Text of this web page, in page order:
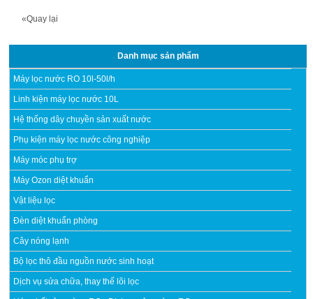
Danh mục sản phẩm
Máy lọc nước RO 10l-50l/h
Linh kiện máy lọc nước 10L
Hệ thống dây chuyền sản xuất nước
Phụ kiện máy lọc nước công nghiệp
Máy móc phụ trợ
Máy Ozon diệt khuẩn
Vật liệu lọc
Đèn diệt khuẩn phòng
Cây nóng lạnh
Bộ lọc thô đầu nguồn nước sinh hoạt
Dịch vụ sửa chữa, thay thế lõi lọc
«Quay lại